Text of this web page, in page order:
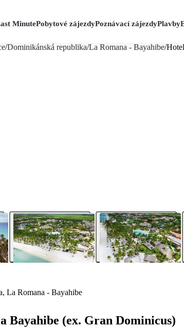
MinutePobytové zájezdyPoznávací zájezdyPlavby
/Dominikánská republika/La Romana - Bayahibe/
La Romana - Bayahibe
Bayahibe (ex. Gran Dominicus)